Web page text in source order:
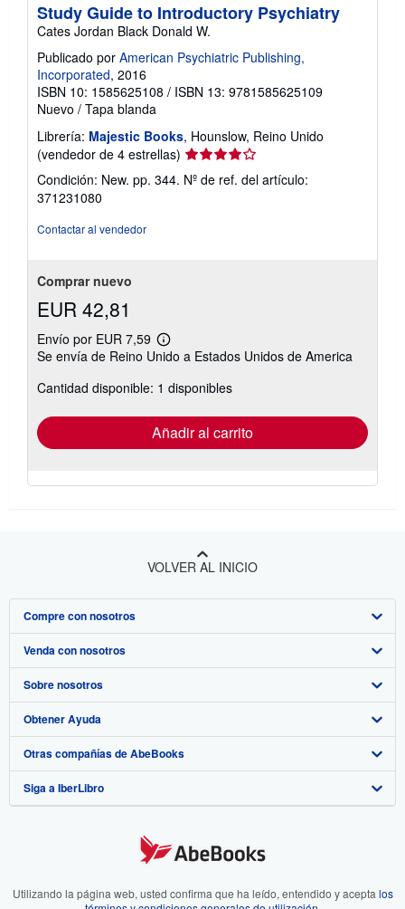
Study Guide to Introductory Psychiatry
Cates Jordan Black Donald W.
Publicado por American Psychiatric Publishing,
Incorporated, 2016
ISBN 10: 1585625108 / ISBN 13: 9781585625109
Nuevo / Tapa blanda
Librería: Majestic Books, Hounslow, Reino Unido
(vendedor de 4 estrellas) Calificación
del
vendedor:
Condición: New. pp. 344. Nº de ref. del artículo:
371231080
Contactar al vendedor
Comprar nuevo
EUR 42,81
Envío por EUR 7,59
Más
información
las
tarifas
envío
Se envía de Reino Unido a Estados Unidos de America
Cantidad disponible: 1 disponibles
Añadir al carrito
VOLVER AL INICIO
Compre con nosotros
Búsqueda avanzada
Colecciones
Mi cuenta
Mis pedidos
Ver carrito
Venda con nosotros
Comenzar a vender
Únase a nuestro programa de afiliados
Recomiende un vendedor
Sobre nosotros
Sobre IberLibro
Medios
Empleo
Preferencias de cookies
Aviso de cookies
Obtener Ayuda
Preguntas frecuentes y guías
Atención al Cliente
Otras compañías de AbeBooks
AbeBooks.com
AbeBooks.fr
Siga a IberLibro
Utilizando la página web, usted confirma que ha leído, entendido y acepta los